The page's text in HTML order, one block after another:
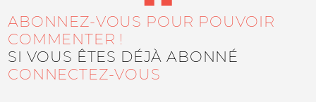
ABONNEZ-VOUS POUR POUVOIR
COMMENTER !
SI VOUS ÊTES DÉJÀ ABONNÉ
CONNECTEZ-VOUS